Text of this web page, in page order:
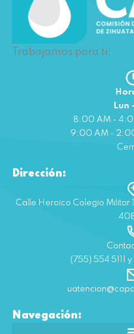
Trabajamos para ti.
Lun
8:00 AM -
9:00 AM -
Dirección:
Calle Heroico Colegio Militar
(755) 554 5111
Navegación: